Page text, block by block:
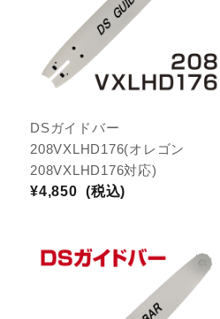
DSガイドバー
208VXLHD176(オレゴン
208VXLHD176対応)
¥4,850 (税込)